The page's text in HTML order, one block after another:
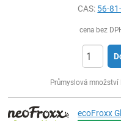
CAS: 56-
cena bez
Průmyslová množství
ecoFroxx